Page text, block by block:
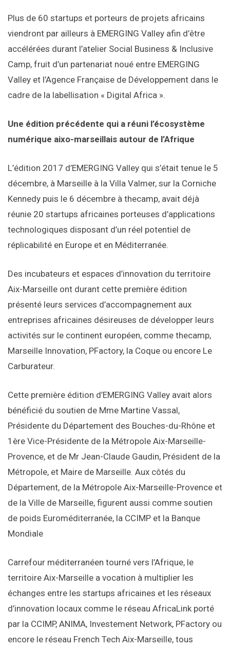
Plus de 60 startups et porteurs de projets africains
viendront par ailleurs à EMERGING Valley afin d’être
accélérées durant l’atelier Social Business & Inclusive
Camp, fruit d’un partenariat noué entre EMERGING
Valley et l’Agence Française de Développement dans le
cadre de la labellisation « Digital Africa ».
Une édition précédente qui a réuni l’écosystème
numérique aixo-marseillais autour de l’Afrique
L’édition 2017 d’EMERGING Valley qui s’était tenue le 5
décembre, à Marseille à la Villa Valmer, sur la Corniche
Kennedy puis le 6 décembre à thecamp, avait déjà
réunie 20 startups africaines porteuses d’applications
technologiques disposant d’un réel potentiel de
réplicabilité en Europe et en Méditerranée.
Des incubateurs et espaces d’innovation du territoire
Aix-Marseille ont durant cette première édition
présenté leurs services d’accompagnement aux
entreprises africaines désireuses de développer leurs
activités sur le continent européen, comme thecamp,
Marseille Innovation, PFactory, la Coque ou encore Le
Carburateur.
Cette première édition d’EMERGING Valley avait alors
bénéficié du soutien de Mme Martine Vassal,
Présidente du Département des Bouches-du-Rhône et
1ère Vice-Présidente de la Métropole Aix-Marseille-
Provence, et de Mr Jean-Claude Gaudin, Président de la
Métropole, et Maire de Marseille. Aux côtés du
Département, de la Métropole Aix-Marseille-Provence et
de la Ville de Marseille, figurent aussi comme soutien
de poids Euroméditerranée, la CCIMP et la Banque
Mondiale
Carrefour méditerranéen tourné vers l’Afrique, le
territoire Aix-Marseille a vocation à multiplier les
échanges entre les startups africaines et les réseaux
d’innovation locaux comme le réseau AfricaLink porté
par la CCIMP, ANIMA, Investement Network, PFactory ou
encore le réseau French Tech Aix-Marseille, tous